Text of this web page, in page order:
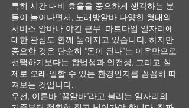
특히 시간 대비 효율을 중요하게 생각하는 분
들이 늘어나면서, 노래방알바 다양한 형태의
서비스 알바나 야간 근무, 파트타임 일자리에
대한 관심도 함께 높아지고 있습니다. 하지만
중요한 것은 단순히 “돈이 된다”는 이유만으로
선택하기보다는 합법성과 안전성, 그리고 실
제로 오래 일할 수 있는 환경인지를 꼼꼼히 따
져보는 것입니다.
우선, 이른바 “꿀알바”라고 불리는 일자리의